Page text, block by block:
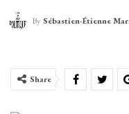
By Sébastien-Étienne Marechal
Share